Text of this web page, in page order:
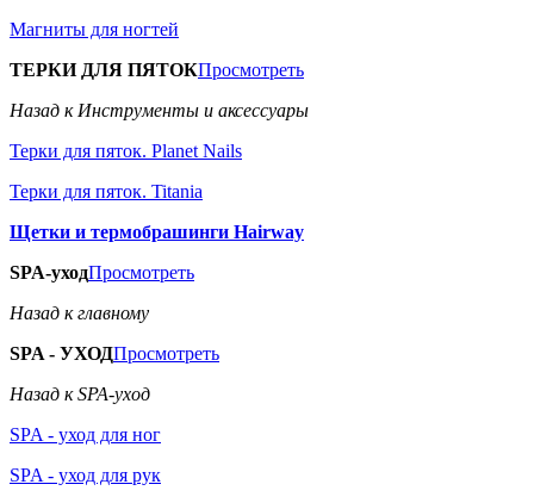
Магниты для ногтей
ТЕРКИ ДЛЯ ПЯТОКПросмотреть
Назад к Инструменты и аксессуары
Терки для пяток. Planet Nails
Терки для пяток. Titania
Щетки и термобрашинги Hairway
SPA-уходПросмотреть
Назад к главному
SPA - УХОДПросмотреть
Назад к SPA-уход
SPA - уход для ног
SPA - уход для рук